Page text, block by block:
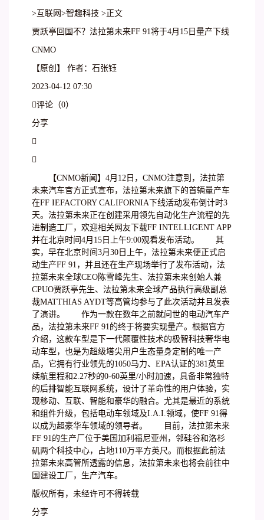
>互联网>智趣科技 >正文
贾跃亭回国不？法拉第未来FF 91将于4月15日量产下线
CNMO
【原创】 作者：石张钰
2023-04-12 07:30
评论（0）
分享


【CNMO新闻】4月12日，CNMO注意到，法拉第
未来汽车官方正式宣布，法拉第未来旗下的首辆量产车
在FF IEFACTORY CALIFORNIA下线活动发布倒计时3
天。法拉第未来正在创建采用领先自动化生产流程的先
进制造工厂，欢迎相关网友下载FF INTELLIGENT APP
并在北京时间4月15日上午9:00观看发布活动。 其
实，早在北京时间3月30日上午，法拉第未来便正式启
动生产FF 91，并且还在生产现场举行了发布活动，法
拉第未来全球CEO陈雪峰先生、法拉第未来创始人兼
CPUO贾跃亭先生、法拉第未来全球产品执行高级副总
裁MATTHIAS AYDT等高管均参与了此次活动并且发表
了演讲。 作为一款在数年之前就问世的电动汽车产
品，法拉第未来FF 91的终于将要实现量产。根据官方
介绍，这款车型是下一代颠覆性技术的极智科技奢华电
动车型，也是为超级塔尖用户生态量身定制的唯一产
品，它拥有行业领先的1050马力、EPA认证的381英里
续航里程和2.27秒的0-60英里/小时加速，具备非常独特
的后排智能互联网系统，设计了革命性的用户体验，实
现移动、互联、智能和豪华的融合。尤其是最近的系统
和组件升级，包括电动车领域及I.A.I.领域，使FF 91得
以成为超豪华车领域的领导者。 目前，法拉第未来
FF 91的生产厂位于美国加利福尼亚州，邻硅谷和洛杉
矶两个科技中心，占地110万平方英尺。而根据此前法
拉第未来高管所透露的信息，法拉第未来也将会前往中
国建设工厂，生产汽车。
版权所有，未经许可不得转载
分享